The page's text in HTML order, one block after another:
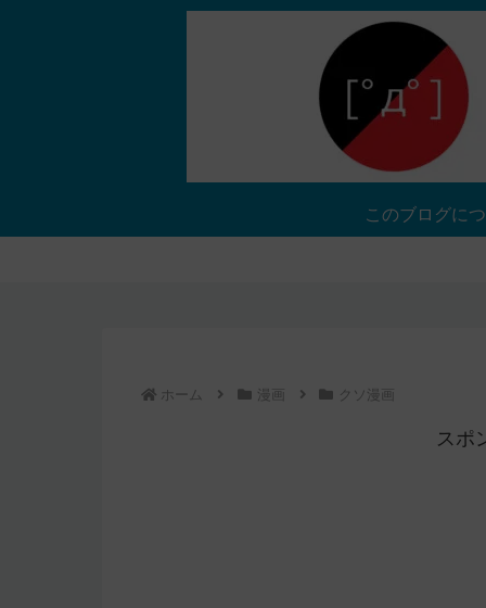
このブログに
ホーム 漫画 クソ漫画
スポ